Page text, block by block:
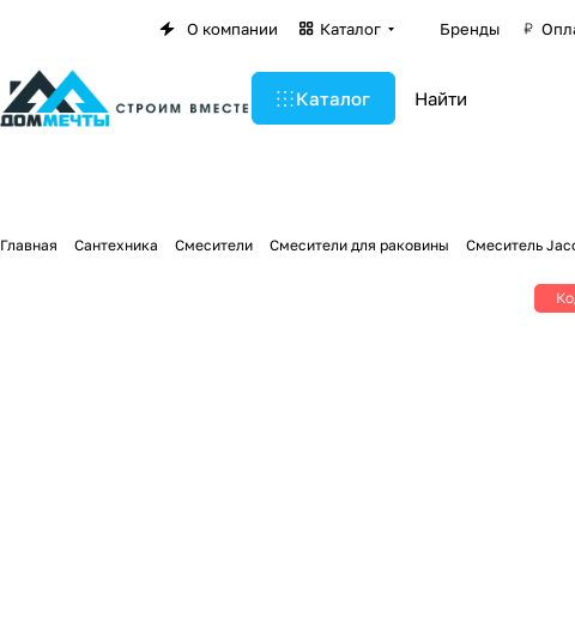
О компании Каталог Бренды
Каталог
Главная Сантехника Смесители Смесители для раковины Смеситель